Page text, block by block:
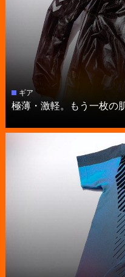
ギア
極薄・激軽。もう一枚の